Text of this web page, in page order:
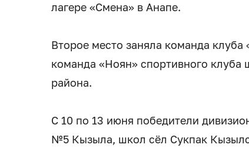
лагере «Смена» в Анапе.
Второе место заняла команда
команда «Ноян» спортивного
района.
С 10 по 13 июня победители
№5 Кызыла, школ сёл Сукпак